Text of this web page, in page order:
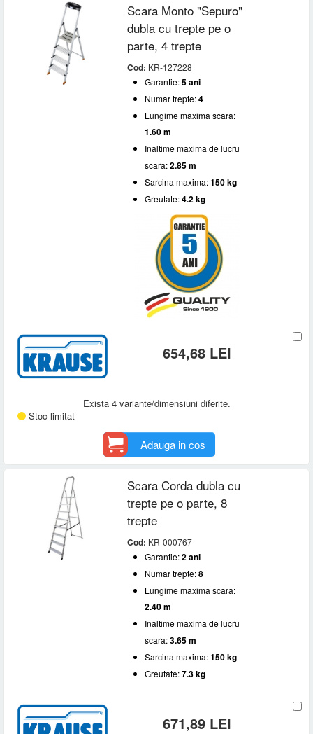
Scara Monto "Sepuro"
dubla cu trepte pe o
parte, 4 trepte
Cod: KR-127228
Garantie:5 ani
Numar trepte:4
Lungime maxima scara:
1.60 m
Inaltime maxima de lucru
scara:2.85 m
Sarcina maxima:150 kg
Greutate:4.2 kg
654,68 LEI
Exista 4 variante/dimensiuni diferite.
Stoc limitat
Adauga in cos
Scara Corda dubla cu
trepte pe o parte, 8
trepte
Cod: KR-000767
Garantie:2 ani
Numar trepte:8
Lungime maxima scara:
2.40 m
Inaltime maxima de lucru
scara:3.65 m
Sarcina maxima:150 kg
Greutate:7.3 kg
671,89 LEI